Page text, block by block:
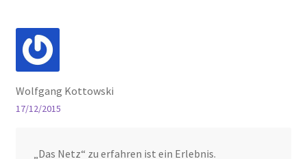
Wolfgang Kottowski
17/12/2015
„Das Netz“ zu erfahren ist ein Erlebnis.